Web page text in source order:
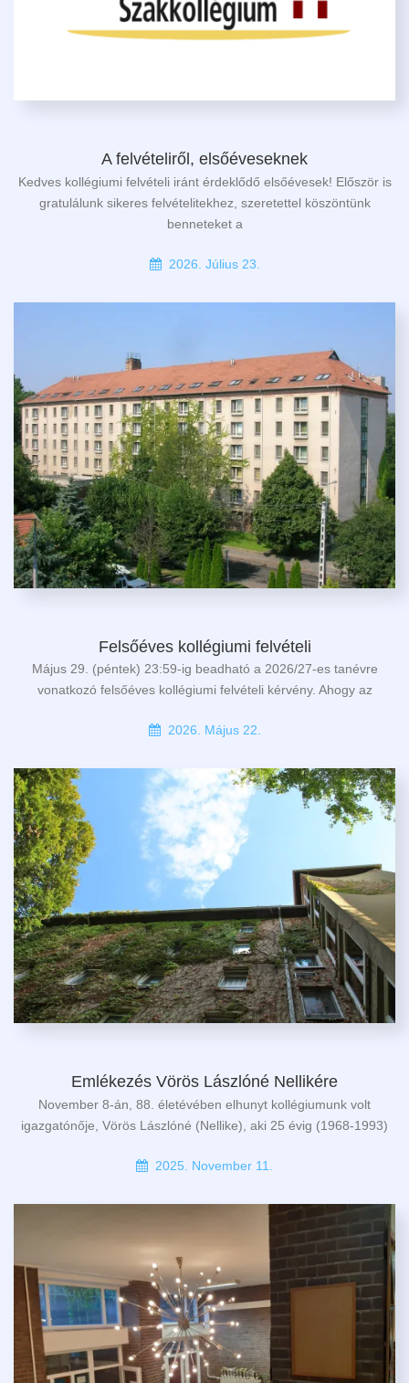
A felvételiről, elsőéveseknek
Kedves kollégiumi felvételi iránt érdeklődő elsőévesek! Először is
gratulálunk sikeres felvételitekhez, szeretettel köszöntünk
benneteket a
2026. Július 23.
Felsőéves kollégiumi felvételi
Május 29. (péntek) 23:59-ig beadható a 2026/27-es tanévre
vonatkozó felsőéves kollégiumi felvételi kérvény. Ahogy az
2026. Május 22.
Emlékezés Vörös Lászlóné Nellikére
November 8-án, 88. életévében elhunyt kollégiumunk volt
igazgatónője, Vörös Lászlóné (Nellike), aki 25 évig (1968-1993)
2025. November 11.